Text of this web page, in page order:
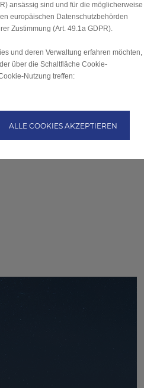
ansässig sind und für die möglicherweise
europäischen Datenschutzbehörden
Zustimmung (Art. 49.1a GDPR).
und deren Verwaltung erfahren möchten,
über die Schaltfläche Cookie-
Nutzung treffen:
ALLE COOKIES AKZEPTIEREN